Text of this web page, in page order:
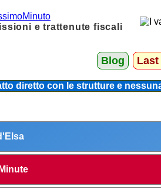
e trattenute fiscali
Blog
diretto con le strutture e